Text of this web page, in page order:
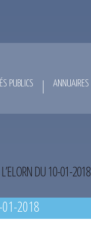
PUBLICS ANNUAIRES
DU 10-01-2018
01-2018